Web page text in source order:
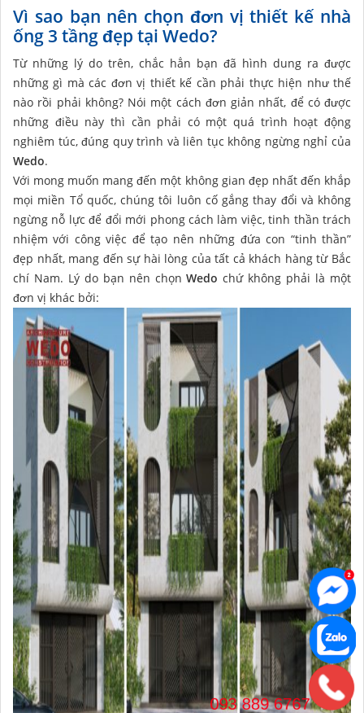
Vì sao bạn nên chọn đơn vị thiết kế nhà
ống 3 tầng đẹp tại Wedo?
Từ những lý do trên, chắc hẳn bạn đã hình dung ra được
những gì mà các đơn vị thiết kế cần phải thực hiện như thế
nào rồi phải không? Nói một cách đơn giản nhất, để có được
những điều này thì cần phải có một quá trình hoạt động
nghiêm túc, đúng quy trình và liên tục không ngừng nghỉ của
Wedo.
Với mong muốn mang đến một không gian đẹp nhất đến khắp
mọi miền Tổ quốc, chúng tôi luôn cố gắng thay đổi và không
ngừng nỗ lực để đổi mới phong cách làm việc, tinh thần trách
nhiệm với công việc để tạo nên những đứa con “tinh thần”
đẹp nhất, mang đến sự hài lòng của tất cả khách hàng từ Bắc
chí Nam. Lý do bạn nên chọnWedo chứ không phải là một
đơn vị khác bởi: